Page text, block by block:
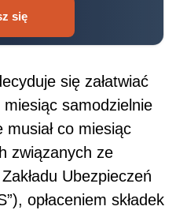
się
się załatwiać
samodzielnie
co miesiąc
związanych ze
Ubezpieczeń
opłaceniem składek